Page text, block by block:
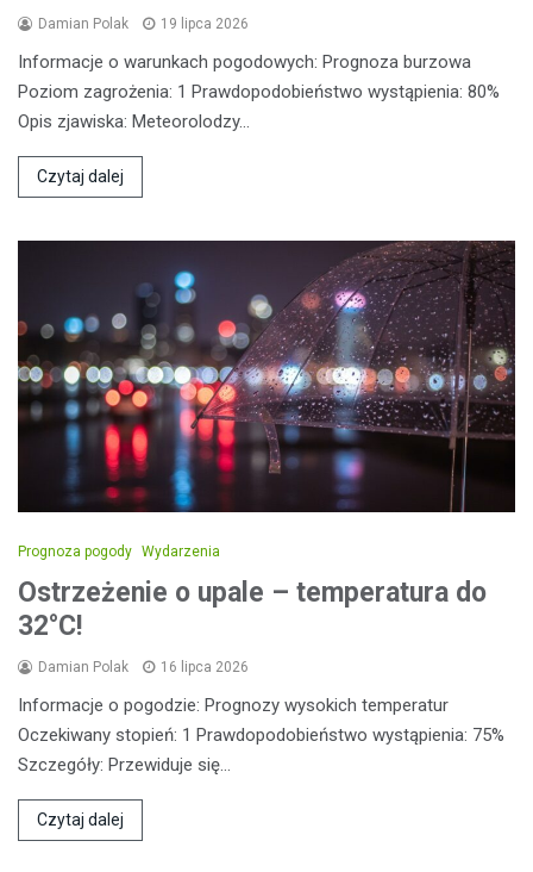
Damian Polak 19 lipca 2026
Informacje o warunkach pogodowych: Prognoza burzowa
Poziom zagrożenia: 1 Prawdopodobieństwo wystąpienia: 80%
Opis zjawiska: Meteorolodzy…
Czytaj dalej
Prognoza pogody Wydarzenia
Ostrzeżenie o upale – temperatura do
32°C!
Damian Polak 16 lipca 2026
Informacje o pogodzie: Prognozy wysokich temperatur
Oczekiwany stopień: 1 Prawdopodobieństwo wystąpienia: 75%
Szczegóły: Przewiduje się…
Czytaj dalej